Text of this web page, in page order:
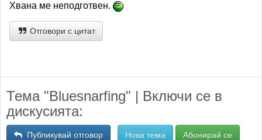
Хвана ме неподготвен.
Отговори с цитат
Тема "Bluesnarfing" | Включи се в
дискусията:
Публикувай отговор Нова тема Абонирай се